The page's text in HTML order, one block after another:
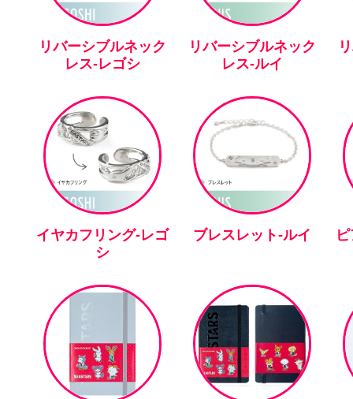
リバーシブルネック
レス-レゴシ
リバーシブルネック
レス-ルイ
イヤカフリング-レゴ
シ
ブレスレット-ルイ